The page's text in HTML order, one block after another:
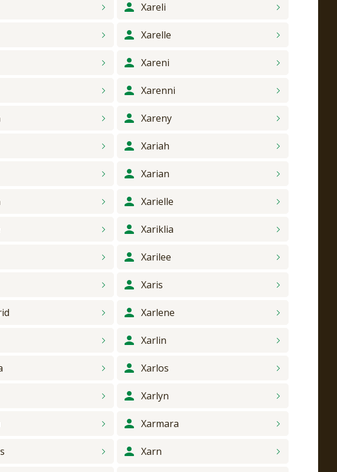
Xareli
Xarelle
Xareni
Xarenni
Xareny
Xariah
Xarian
Xarielle
Xariklia
Xarilee
Xaris
Xarlene
Xarlin
Xarlos
Xarlyn
Xarmara
Xarn